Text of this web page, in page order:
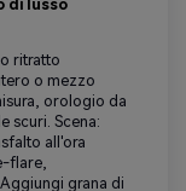
di lusso
ritratto
o mezzo
orologio da
scuri. Scena:
all'ora
flare,
grana di